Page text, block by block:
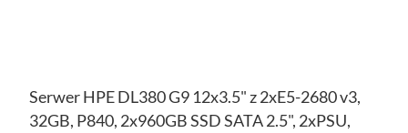
Serwer HPE DL380 G9 12x3.5" z 2xE5-2680 v3,
32GB, P840, 2x960GB SSD SATA 2.5", 2xPSU,